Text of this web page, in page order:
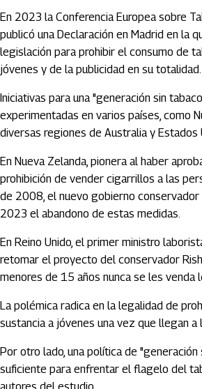
En 2023 la Conferencia Europea sobre
publicó una Declaración en Madrid en la
legislación para prohibir el consumo de
jóvenes y de la publicidad en su totalidad.
Iniciativas para una "generación sin
experimentadas en varios países, como
diversas regiones de Australia y Estados
En Nueva Zelanda, pionera al haber
prohibición de vender cigarrillos a las
de 2008, el nuevo gobierno conservador
2023 el abandono de estas medidas.
En Reino Unido, el primer ministro
retomar el proyecto del conservador
menores de 15 años nunca se les venda
La polémica radica en la legalidad de
sustancia a jóvenes una vez que llegan a
Por otro lado, una política de "generación
suficiente para enfrentar el flagelo del